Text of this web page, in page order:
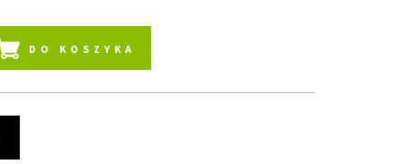
DO KOSZYKA